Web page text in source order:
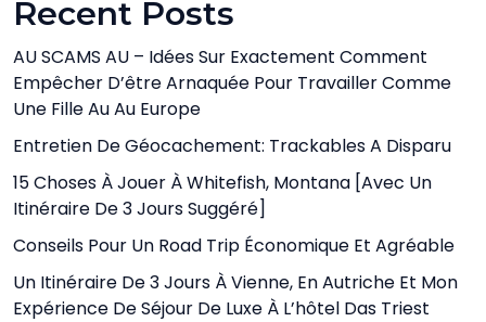
Recent Posts
AU SCAMS AU – Idées Sur Exactement Comment
Empêcher D’être Arnaquée Pour Travailler Comme
Une Fille Au Au Europe
Entretien De Géocachement: Trackables A Disparu
15 Choses À Jouer À Whitefish, Montana [avec Un
Itinéraire De 3 Jours Suggéré]
Conseils Pour Un Road Trip Économique Et Agréable
Un Itinéraire De 3 Jours À Vienne, En Autriche Et Mon
Expérience De Séjour De Luxe À L’hôtel Das Triest